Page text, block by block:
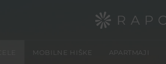
MOBILNE HIŠKE APARTMAJI